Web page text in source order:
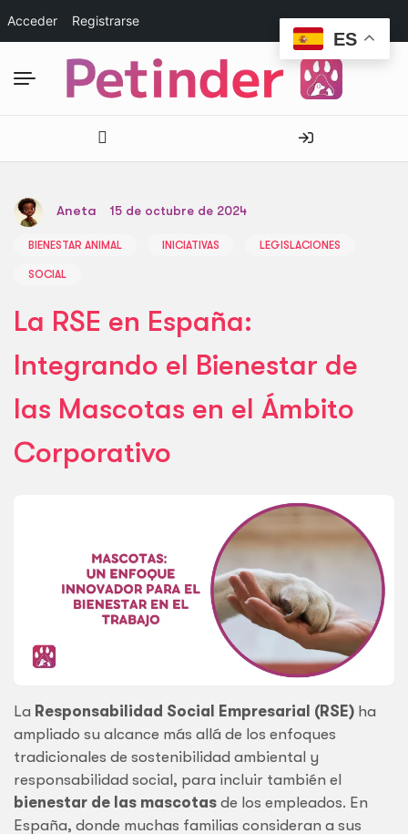
Acceder Registrarse
Aneta 15 de octubre de 2024
BIENESTAR ANIMAL INICIATIVAS LEGISLACIONES
SOCIAL
La RSE en España:
Integrando el Bienestar de
las Mascotas en el Ámbito
Corporativo
La Responsabilidad Social Empresarial (RSE) ha
ampliado su alcance más allá de los enfoques
tradicionales de sostenibilidad ambiental y
responsabilidad social, para incluir también el
bienestar de las mascotas de los empleados. En
España, donde muchas familias consideran a sus
ES